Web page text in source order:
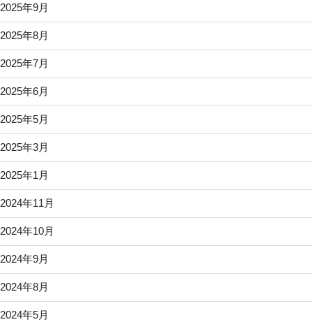
2025年9月
2025年8月
2025年7月
2025年6月
2025年5月
2025年3月
2025年1月
2024年11月
2024年10月
2024年9月
2024年8月
2024年5月